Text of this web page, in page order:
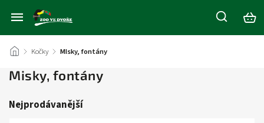
/ Kočky / MIsky, fontány
Misky, fontány
Nejprodávanější